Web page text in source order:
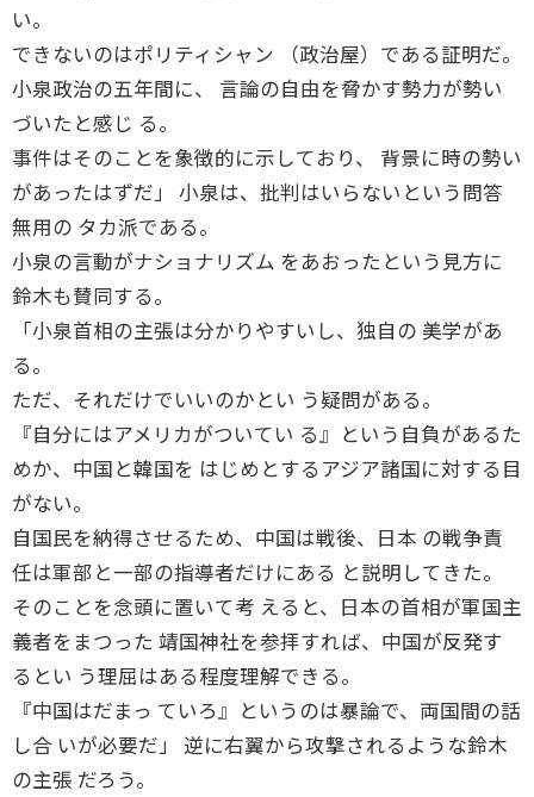
い。
できないのはポリティシャン （政治屋）である証明だ。
小泉政治の五年間に、 言論の自由を脅かす勢力が勢い
づいたと感じ る。
事件はそのことを象徴的に示しており、 背景に時の勢い
があったはずだ」 小泉は、批判はいらないという問答
無用の タカ派である。
小泉の言動がナショナリズム をあおったという見方に
鈴木も賛同する。
「小泉首相の主張は分かりやすいし、独自の 美学があ
る。
ただ、それだけでいいのかとい う疑問がある。
『自分にはアメリカがついてい る』という自負があるた
めか、中国と韓国を はじめとするアジア諸国に対する目
がない。
自国民を納得させるため、中国は戦後、日本 の戦争責
任は軍部と一部の指導者だけにある と説明してきた。
そのことを念頭に置いて考 えると、日本の首相が軍国主
義者をまつった 靖国神社を参拝すれば、中国が反発す
るとい う理屈はある程度理解できる。
『中国はだまっ ていろ』というのは暴論で、両国間の話
し合 いが必要だ」 逆に右翼から攻撃されるような鈴木
の主張 だろう。